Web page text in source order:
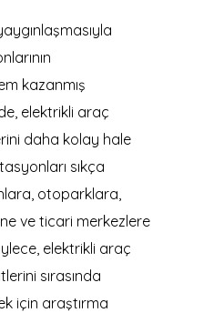
kazanmış
elektrikli araç
daha kolay hale
sıkça
otoparklara,
ve ticari merkezlere
elektrikli araç
sırasında
için araştırma